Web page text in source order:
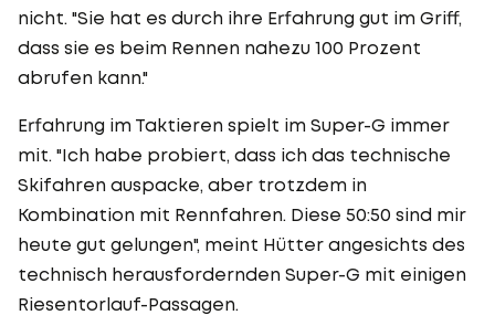
nicht. "Sie hat es durch ihre Erfahrung gut im Griff,
dass sie es beim Rennen nahezu 100 Prozent
abrufen kann."
Erfahrung im Taktieren spielt im Super-G immer
mit. "Ich habe probiert, dass ich das technische
Skifahren auspacke, aber trotzdem in
Kombination mit Rennfahren. Diese 50:50 sind mir
heute gut gelungen", meint Hütter angesichts des
technisch herausfordernden Super-G mit einigen
Riesentorlauf-Passagen.